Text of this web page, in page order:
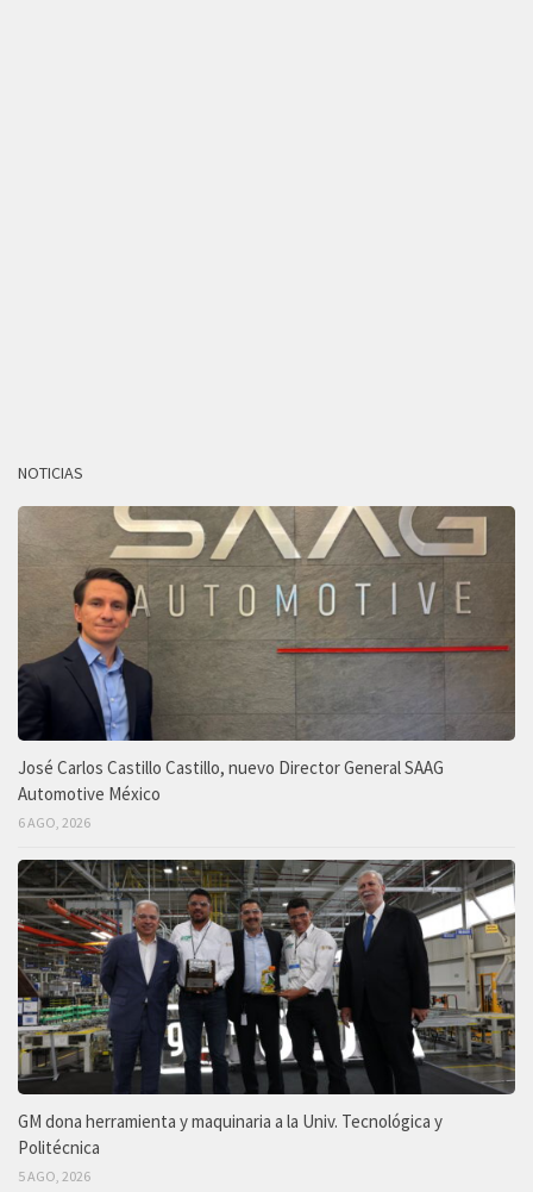
NOTICIAS
José Carlos Castillo Castillo, nuevo Director General SAAG
Automotive México
6 AGO, 2026
GM dona herramienta y maquinaria a la Univ. Tecnológica y
Politécnica
5 AGO, 2026